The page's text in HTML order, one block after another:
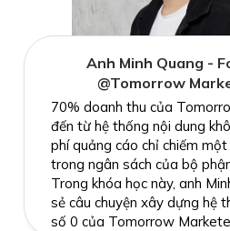
70% doanh thu của
đến từ hệ thống nội dung
phí quảng cáo chỉ chiếm
trong ngân sách của bộ
Trong khóa học này, anh
sẻ câu chuyện xây dựng hệ
số 0 của Tomorrow
Anh Minh Quang -
@Tomorrow